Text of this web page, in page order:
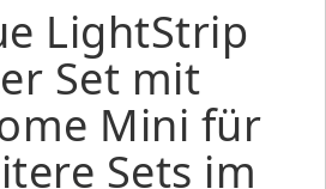
LightStrip
Set mit
Mini für
Sets im